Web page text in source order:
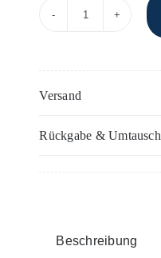
II
Versand
Rückgabe & Umtausch
Beschreibung